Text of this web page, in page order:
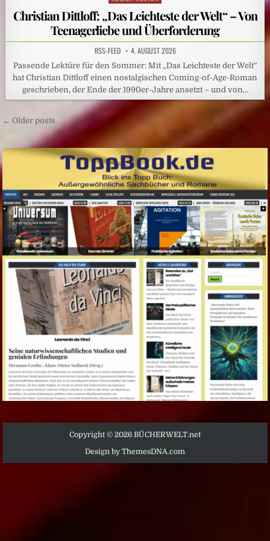
in
Christian Dittloff: „Das Leichteste der Welt“ – Von
Teenagerliebe und Überforderung
RSS-FEED 4. AUGUST 2026
Passende Lektüre für den Sommer: Mit „Das Leichteste der Welt“
hat Christian Dittloff einen nostalgischen Coming-of-Age-Roman
geschrieben, der Ende der 1990er-Jahre ansetzt – und von…
Beitragsnavigation
← Older posts
Copyright © 2026 BÜCHERWELT.net
Design by ThemesDNA.com